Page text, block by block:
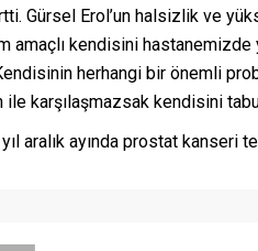
Gürsel Erol’un halsizlik ve
amaçlı kendisini
herhangi bir önemli
ile karşılaşmazsak kendisini
aralık ayında prostat kanseri